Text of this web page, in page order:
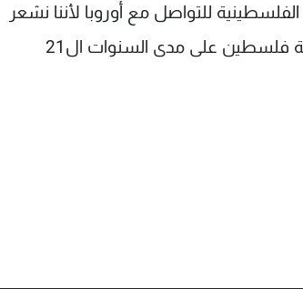
للتواصل مع أوروبا لأننا نشعر
بأنها ستلعب دورا هاما في المستقبل لاسيما وأنها دعمت اقامة دولة فلسطين على مدى السنوات ال21